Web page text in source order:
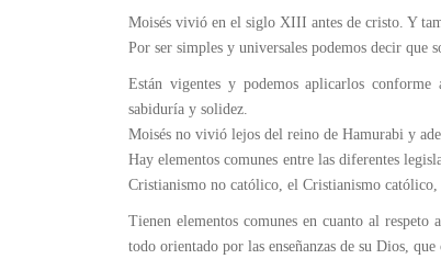
Moisés vivió en el siglo XIII antes de cristo. Y
Por ser simples y universales podemos decir que
Están vigentes y podemos aplicarlos
sabiduría y solidez.
Moisés no vivió lejos del reino de Hamurabi y
Hay elementos comunes entre las diferentes
Cristianismo no católico, el Cristianismo
Tienen elementos comunes en cuanto al
todo orientado por las enseñanzas de su Dios,